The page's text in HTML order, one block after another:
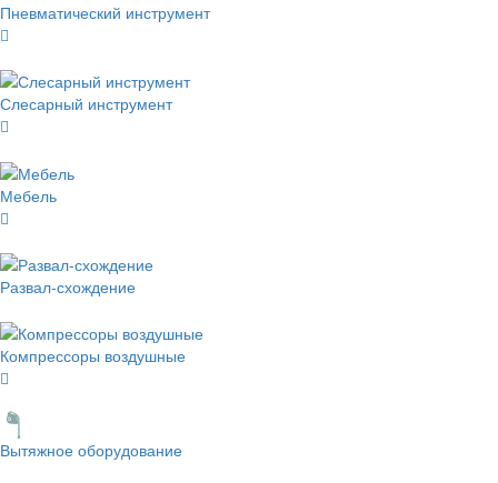
Пневматический инструмент
Слесарный инструмент
Мебель
Развал-схождение
Компрессоры воздушные
Вытяжное оборудование